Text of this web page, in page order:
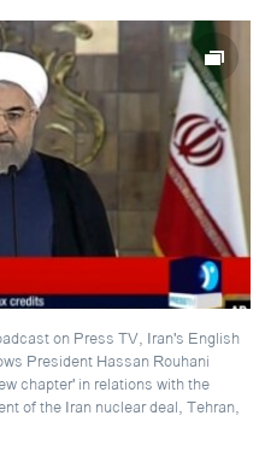
on Press TV, Iran's English
President Hassan Rouhani
chapter' in relations with the
of the Iran nuclear deal, Tehran,